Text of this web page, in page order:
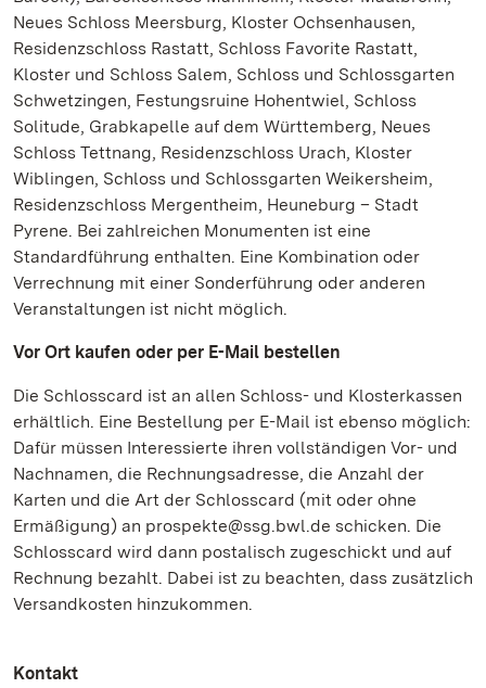
Neues Schloss Meersburg, Kloster Ochsenhausen,
Residenzschloss Rastatt, Schloss Favorite Rastatt,
Kloster und Schloss Salem, Schloss und Schlossgarten
Schwetzingen, Festungsruine Hohentwiel, Schloss
Solitude, Grabkapelle auf dem Württemberg, Neues
Schloss Tettnang, Residenzschloss Urach, Kloster
Wiblingen, Schloss und Schlossgarten Weikersheim,
Residenzschloss Mergentheim, Heuneburg – Stadt
Pyrene. Bei zahlreichen Monumenten ist eine
Standardführung enthalten. Eine Kombination oder
Verrechnung mit einer Sonderführung oder anderen
Veranstaltungen ist nicht möglich.
Vor Ort kaufen oder per E-Mail bestellen
Die Schlosscard ist an allen Schloss- und Klosterkassen
erhältlich. Eine Bestellung per E-Mail ist ebenso möglich:
Dafür müssen Interessierte ihren vollständigen Vor- und
Nachnamen, die Rechnungsadresse, die Anzahl der
Karten und die Art der Schlosscard (mit oder ohne
Ermäßigung) an prospekte@ssg.bwl.de schicken. Die
Schlosscard wird dann postalisch zugeschickt und auf
Rechnung bezahlt. Dabei ist zu beachten, dass zusätzlich
Versandkosten hinzukommen.
Kontakt